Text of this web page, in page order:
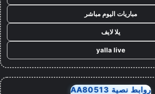
مباريات اليوم مباشر
يلا لايف
yalla live
روابط نصية AA80513